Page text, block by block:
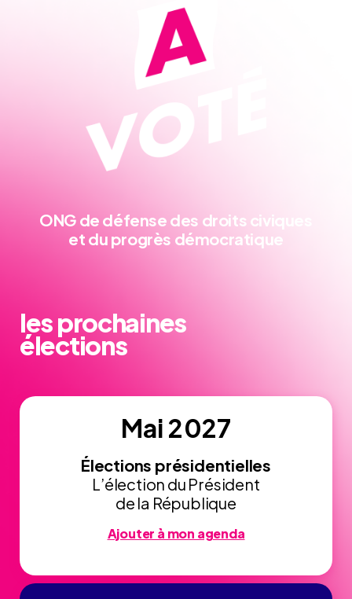
ONG de défense des droits civiques
et du progrès démocratique
les prochaines
élections
Mai 2027
Élections présidentielles
L’élection du Président
de la République
Ajouter à mon agenda